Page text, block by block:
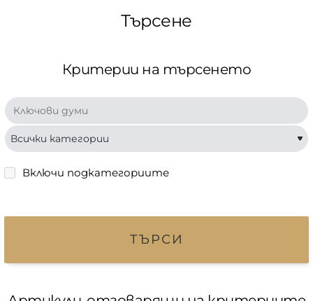
Търсене
Критерии на търсенето
Включи подкатегориите
ТЪРСИ